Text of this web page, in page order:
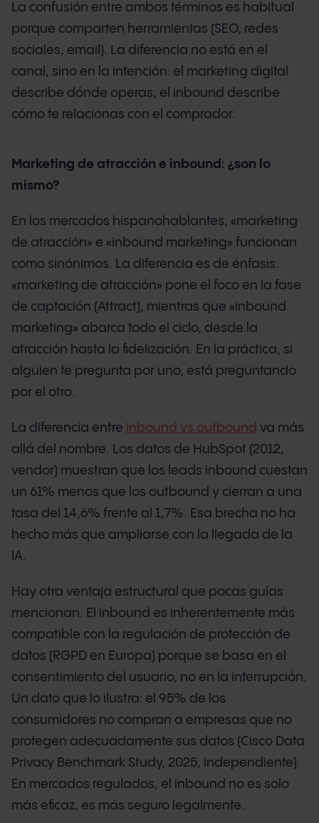
La confusión entre ambos términos es habitual
porque comparten herramientas (SEO, redes
sociales, email). La diferencia no está en el
canal, sino en la intención: el marketing digital
describe dónde operas; el inbound describe
cómo te relacionas con el comprador.
Marketing de atracción e inbound: ¿son lo
mismo?
En los mercados hispanohablantes, «marketing
de atracción» e «inbound marketing» funcionan
como sinónimos. La diferencia es de énfasis:
«marketing de atracción» pone el foco en la fase
de captación (Attract), mientras que «inbound
marketing» abarca todo el ciclo, desde la
atracción hasta la fidelización. En la práctica, si
alguien te pregunta por uno, está preguntando
por el otro.
La diferencia entre inbound vs outbound va más
allá del nombre. Los datos de HubSpot (2012,
vendor) muestran que los leads inbound cuestan
un 61% menos que los outbound y cierran a una
tasa del 14,6% frente al 1,7%. Esa brecha no ha
hecho más que ampliarse con la llegada de la
IA.
Hay otra ventaja estructural que pocas guías
mencionan. El inbound es inherentemente más
compatible con la regulación de protección de
datos (RGPD en Europa) porque se basa en el
consentimiento del usuario, no en la interrupción.
Un dato que lo ilustra: el 95% de los
consumidores no compran a empresas que no
protegen adecuadamente sus datos (Cisco Data
Privacy Benchmark Study, 2025, independiente).
En mercados regulados, el inbound no es solo
más eficaz, es más seguro legalmente.